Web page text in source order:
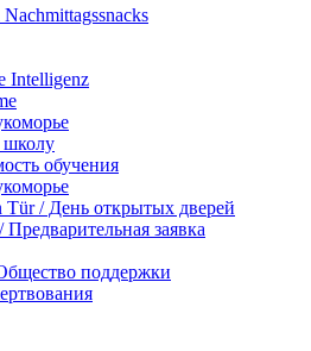
Intelligenz
школу
обучения
Tür / День открытых дверей
заявка
поддержки